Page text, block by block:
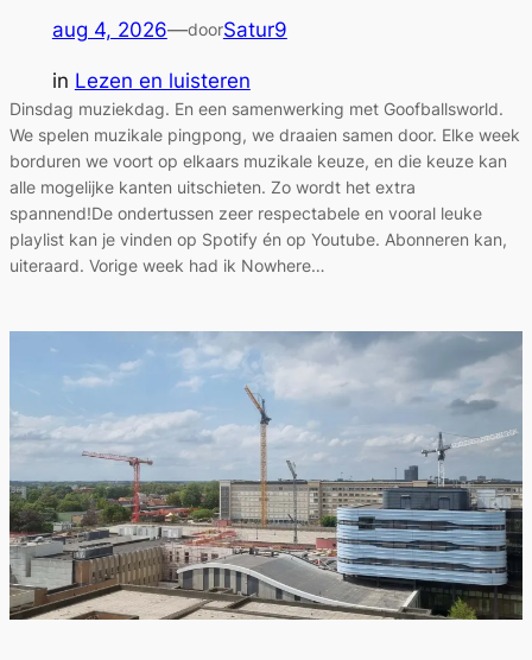
aug 4, 2026—doorSatur9
in Lezen en luisteren
Dinsdag muziekdag. En een samenwerking met Goofballsworld.
We spelen muzikale pingpong, we draaien samen door. Elke week
borduren we voort op elkaars muzikale keuze, en die keuze kan
alle mogelijke kanten uitschieten. Zo wordt het extra
spannend!De ondertussen zeer respectabele en vooral leuke
playlist kan je vinden op Spotify én op Youtube. Abonneren kan,
uiteraard. Vorige week had ik Nowhere…